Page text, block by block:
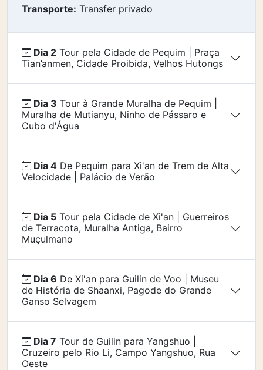
Transporte: Transfer privado
Dia 2
Tian’anmen, Cidade Proibida, Velhos Hutongs
Dia 3
Muralha de Mutianyu, Ninho de Pássaro e
Cubo d'Água
Dia 4
Velocidade | Palácio de Verão
Dia 5
de Terracota, Muralha Antiga, Bairro
Muçulmano
Dia 6
de História de Shaanxi, Pagode do Grande
Ganso Selvagem
Dia 7
Cruzeiro pelo Rio Li, Campo Yangshuo, Rua
Oeste